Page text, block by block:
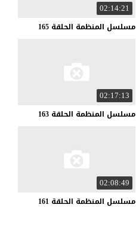
02:14:21
مسلسل المنظمة الحلقة 165
02:17:13
مسلسل المنظمة الحلقة 163
02:08:49
مسلسل المنظمة الحلقة 161